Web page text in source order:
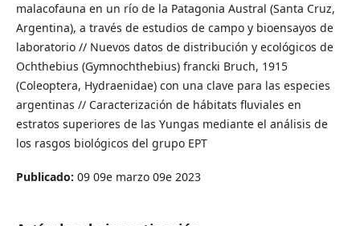
malacofauna en un río de la Patagonia Austral (Santa Cruz,
Argentina), a través de estudios de campo y bioensayos de
laboratorio // Nuevos datos de distribución y ecológicos de
Ochthebius (Gymnochthebius) francki Bruch, 1915
(Coleoptera, Hydraenidae) con una clave para las especies
argentinas // Caracterización de hábitats fluviales en
estratos superiores de las Yungas mediante el análisis de
los rasgos biológicos del grupo EPT
Publicado: 09 09e marzo 09e 2023